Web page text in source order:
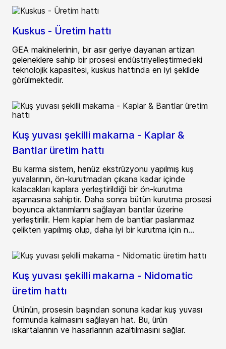
Kuskus - Üretim hattı
GEA makinelerinin, bir asır geriye dayanan artizan
geleneklere sahip bir prosesi endüstriyelleştirmedeki
teknolojik kapasitesi, kuskus hattında en iyi şekilde
görülmektedir.
Kuş yuvası şekilli makarna - Kaplar &
Bantlar üretim hattı
Bu karma sistem, henüz ekstrüzyonu yapılmış kuş
yuvalarının, ön-kurutmadan çıkana kadar içinde
kalacakları kaplara yerleştirildiği bir ön-kurutma
aşamasına sahiptir. Daha sonra bütün kurutma prosesi
boyunca aktarımlarını sağlayan bantlar üzerine
yerleştirilir. Hem kaplar hem de bantlar paslanmaz
çelikten yapılmış olup, daha iyi bir kurutma için n...
Kuş yuvası şekilli makarna - Nidomatic
üretim hattı
Ürünün, prosesin başından sonuna kadar kuş yuvası
formunda kalmasını sağlayan hat. Bu, ürün
ıskartalarının ve hasarlarının azaltılmasını sağlar.